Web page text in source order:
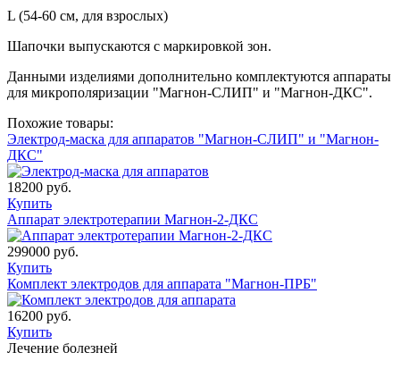
L (54-60 см, для взрослых)
Шапочки выпускаются с маркировкой зон.
Данными изделиями дополнительно комплектуются аппараты
для микрополяризации "Магнон-СЛИП" и "Магнон-ДКС".
Похожие товары:
Электрод-маска для аппаратов "Магнон-СЛИП" и "Магнон-
ДКС"
18200 руб.
Купить
Аппарат электротерапии Магнон-2-ДКС
299000 руб.
Купить
Комплект электродов для аппарата "Магнон-ПРБ"
16200 руб.
Купить
Лечение болезней